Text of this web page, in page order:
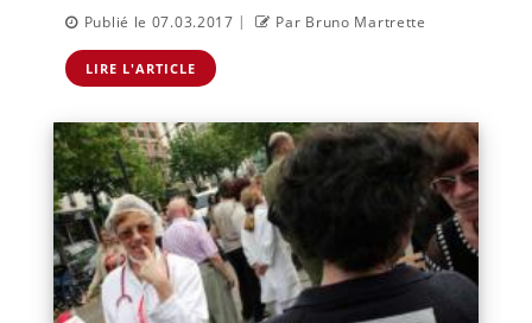
Publié le 07.03.2017 | Par Bruno Martrette
LIRE L'ARTICLE